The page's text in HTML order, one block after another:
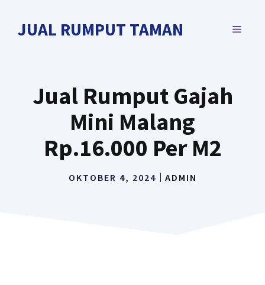
JUAL RUMPUT TAMAN MENU
Jual Rumput Gajah
Mini Malang
Rp.16.000 Per M2
OKTOBER 4, 2024 ADMIN